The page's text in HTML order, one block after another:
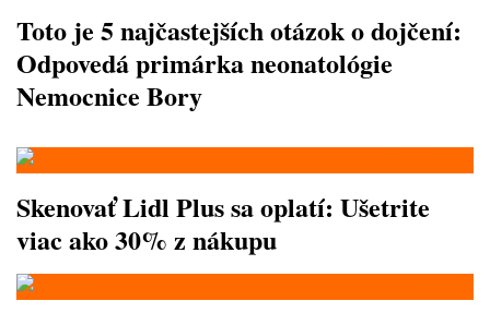
Toto je 5 najčastejších otázok o dojčení:
Odpovedá primárka neonatológie
Nemocnice Bory
Skenovať Lidl Plus sa oplatí: Ušetrite
viac ako 30% z nákupu